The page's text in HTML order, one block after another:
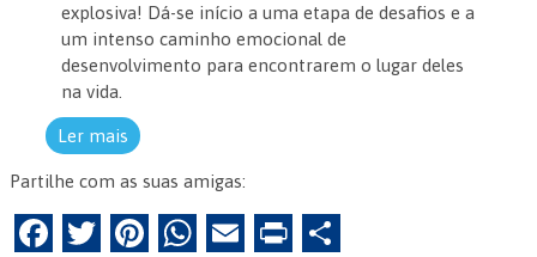
explosiva! Dá-se início a uma etapa de desafios e a
um intenso caminho emocional de
desenvolvimento para encontrarem o lugar deles
na vida.
Ler mais
Partilhe com as suas amigas:
F
T
Pi
W
E
Pr